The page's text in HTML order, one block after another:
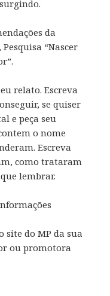
da
“Nascer
relato. Escreva
se quiser
e peça seu
o nome
Escreva
como trataram
lembrar.
site do MP da sua
ou promotora